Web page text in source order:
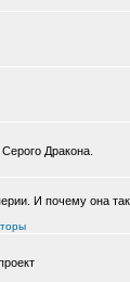
Дракона.
И почему она